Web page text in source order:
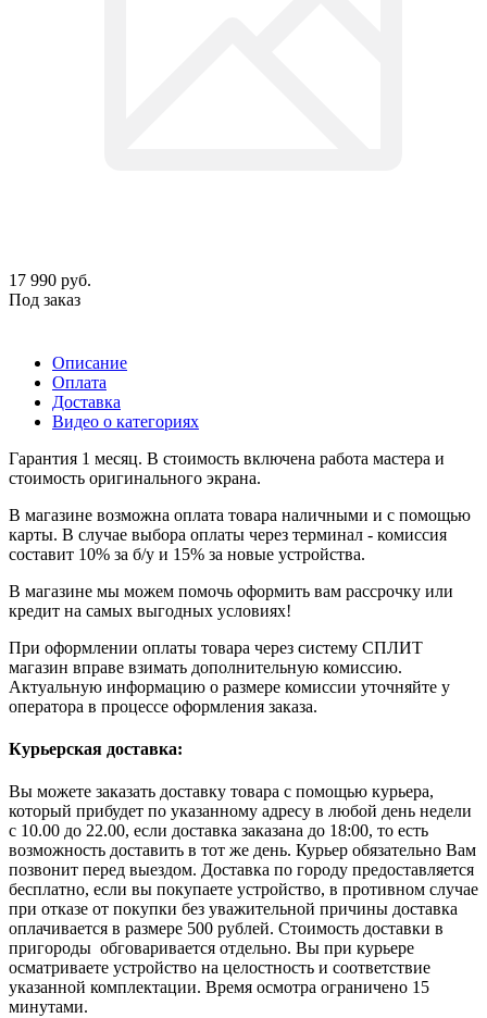
17 990 руб.
Под заказ
Описание
Оплата
Доставка
Видео о категориях
Гарантия 1 месяц. В стоимость включена работа мастера и
стоимость оригинального экрана.
В магазине возможна оплата товара наличными и с помощью
карты. В случае выбора оплаты через терминал - комиссия
составит 10% за б/у и 15% за новые устройства.
В магазине мы можем помочь оформить вам рассрочку или
кредит на самых выгодных условиях!
При оформлении оплаты товара через систему СПЛИТ
магазин вправе взимать дополнительную комиссию.
Актуальную информацию о размере комиссии уточняйте у
оператора в процессе оформления заказа.
Курьерская доставка:
Вы можете заказать доставку товара с помощью курьера,
который прибудет по указанному адресу в любой день недели
с 10.00 до 22.00, если доставка заказана до 18:00, то есть
возможность доставить в тот же день. Курьер обязательно Вам
позвонит перед выездом. Доставка по городу предоставляется
бесплатно, если вы покупаете устройство, в противном случае
при отказе от покупки без уважительной причины доставка
оплачивается в размере 500 рублей. Стоимость доставки в
пригороды обговаривается отдельно. Вы при курьере
осматриваете устройство на целостность и соответствие
указанной комплектации. Время осмотра ограничено 15
минутами.